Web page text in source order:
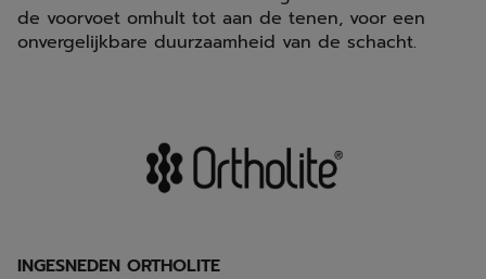
de voorvoet omhult tot aan de tenen, voor een
onvergelijkbare duurzaamheid van de schacht.
INGESNEDEN ORTHOLITE